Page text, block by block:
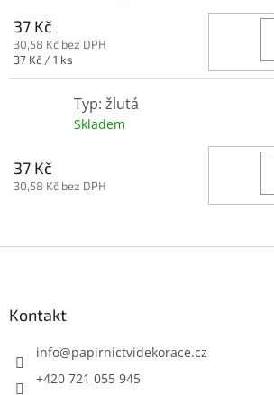
37 Kč
30,58 Kč bez DPH
Měrná
37 Kč / 1 ks
Typ: žlutá
Skladem
37 Kč
30,58 Kč bez DPH
Kontakt
info@papirnictvidekorace.cz
+420 721 055 945